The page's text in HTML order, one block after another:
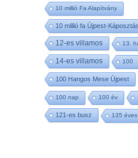
10 millió Fa Alapítvány
10 millió fa Újpest-
12-es villamos 13.
14-es villamos 100
100 Hangos Mese Újpest
100 nap 100 év
121-es busz 135 éves